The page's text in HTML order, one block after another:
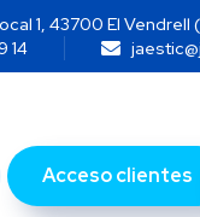
1, 43700 El Vendrell
14
Acceso clientes